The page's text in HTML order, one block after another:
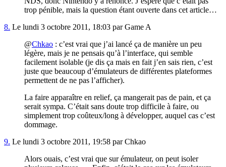
trop pénible, mais la question étant ouverte dans cet article…
8. Le lundi 3 octobre 2011, 18:03 par Game A
@Chkao : c’est vrai que j’ai lancé ça de manière un peu
légère, mais je ne pensais qu’à l’interface, qui semble
facilement isolable (je dis ça mais en fait j’en sais rien, c’est
juste que beaucoup d’émulateurs de différentes plateformes
permettent de ne pas l’afficher).
La faire apparaître en relief, ça mangerait pas de pain, et ça
serait sympa. C’était sans doute trop difficile à faire, ou
simplement trop coûteux/long à développer, auquel cas c’est
dommage.
9. Le lundi 3 octobre 2011, 19:58 par Chkao
Alors ouais, c’est vrai que sur émulateur, on peut isoler